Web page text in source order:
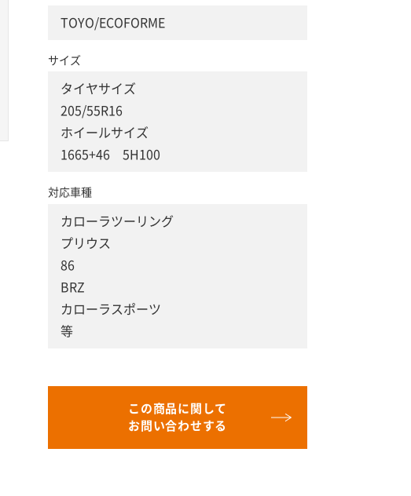
TOYO/ECOFORME
サイズ
タイヤサイズ
205/55R16
ホイールサイズ
1665+46 5H100
対応車種
カローラツーリング
プリウス
86
BRZ
カローラスポーツ
等
この商品に関して
お問い合わせする